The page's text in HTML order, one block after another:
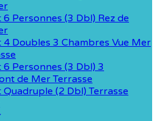
Personnes (3 Dbl) Rez de
Doubles 3 Chambres Vue Mer
Personnes (3 Dbl) 3
de Mer Terrasse
(2 Dbl) Terrasse